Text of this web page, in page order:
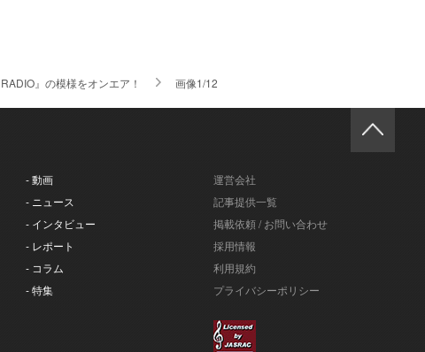
』の模様をオンエア！
画像1/12
- 動画
- ニュース
- インタビュー
- レポート
- コラム
- 特集
運営会社
記事提供一覧
掲載依頼 / お問い合わせ
採用情報
利用規約
プライバシーポリシー